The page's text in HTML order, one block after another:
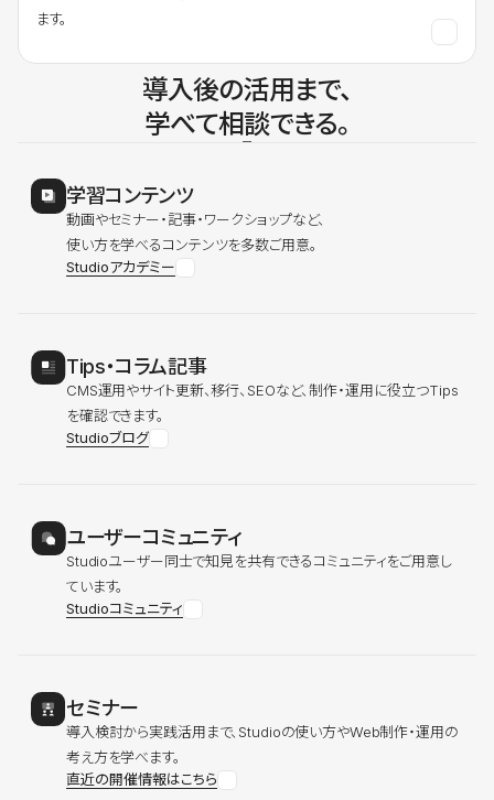
ます。
導入後の活用まで、
学べて相談できる。
学習コンテンツ
動画やセミナー・記事・ワークショップなど、
使い方を学べるコンテンツを多数ご用意。
Studioアカデミー
Tips・コラム記事
CMS運用やサイト更新、移行、SEOなど、制作・運用に役立つTips
を確認できます。
Studioブログ
ユーザーコミュニティ
Studioユーザー同士で知見を共有できるコミュニティをご用意し
ています。
Studioコミュニティ
セミナー
導入検討から実践活用まで、Studioの使い方やWeb制作・運用の
考え方を学べます。
直近の開催情報はこちら